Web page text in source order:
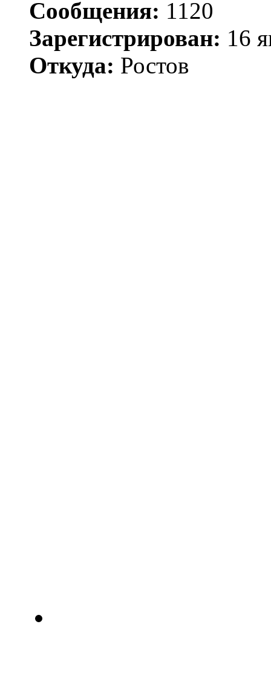
Сообщения: 1120
Зарегистрирован: 16
Откуда: Ростов